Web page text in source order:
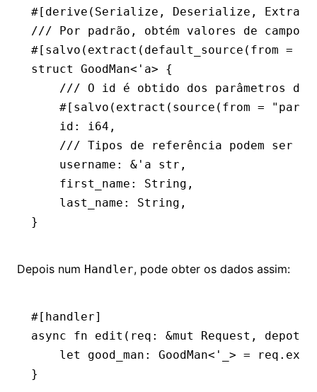
#[derive( Serialize , Deserialize ,
/// Por padrão, obtém valores de campo
#[salvo(extract(default_source(from =
struct
GoodMan<' a> {
/// O id é obtido dos parâmetros do
    #[salvo(extract(source(from
=
    id
: i64 ,
/// Tipos de referência podem ser
    username
: & ' a str ,
    first_name
: String ,
    last_name
: String ,
}
Depois num Handler, pode obter os dados assim:
#[handler]
async fn edit (req : &mut Request , depot
    let
good_man : GoodMan<' > = req .
}